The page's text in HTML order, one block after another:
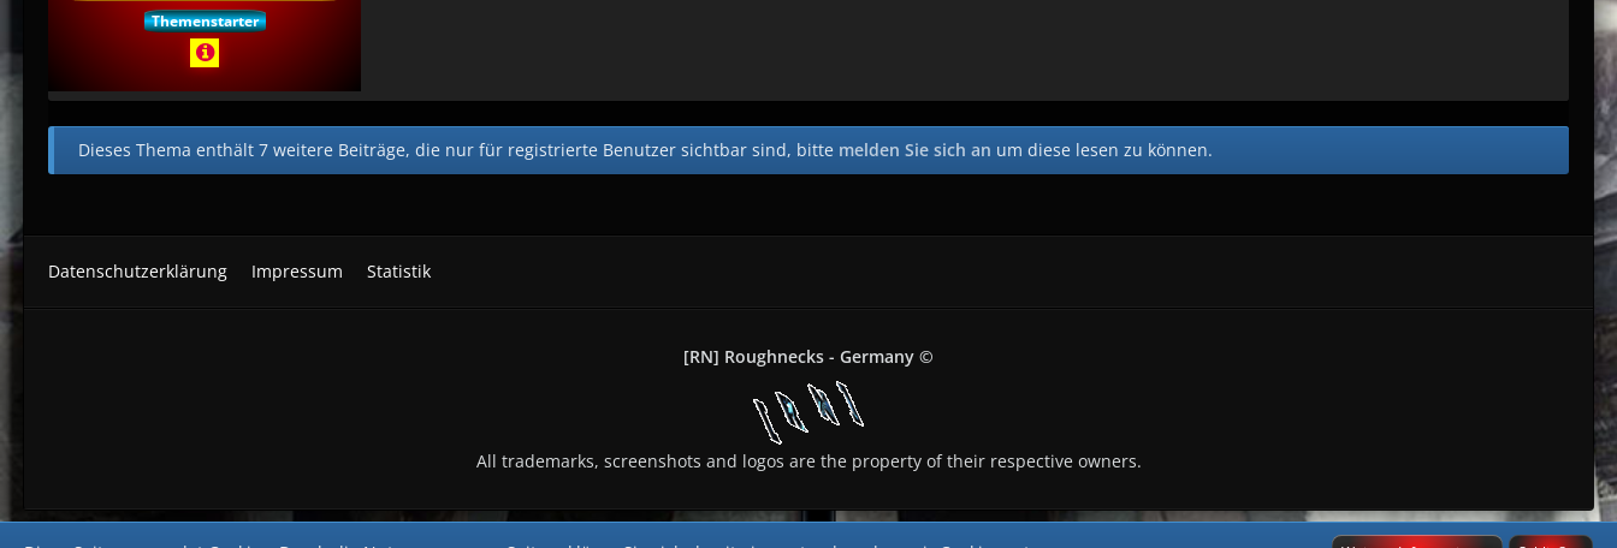
Themenstarter
Dieses Thema enthält 7 weitere Beiträge, die nur für registrierte Benutzer sichtbar sind, bitte melden Sie sich an um diese lesen zu können.
Datenschutzerklärung Impressum Statistik
[RN] Roughnecks - Germany ©
All trademarks, screenshots and logos are the property of their respective owners.